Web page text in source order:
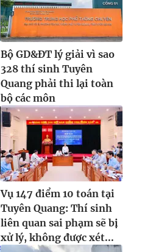
Bộ GD&ĐT lý giải vì sao
328 thí sinh Tuyên
Quang phải thi lại toàn
bộ các môn
Vụ 147 điểm 10 toán tại
Tuyên Quang: Thí sinh
liên quan sai phạm sẽ bị
xử lý, không được xét...